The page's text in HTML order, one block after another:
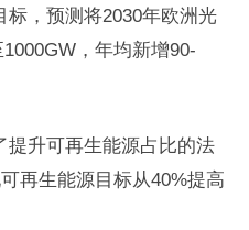
标，预测将2030年欧洲光
，年均新增90-
提升可再生能源占比的法
再生能源目标从40%提高